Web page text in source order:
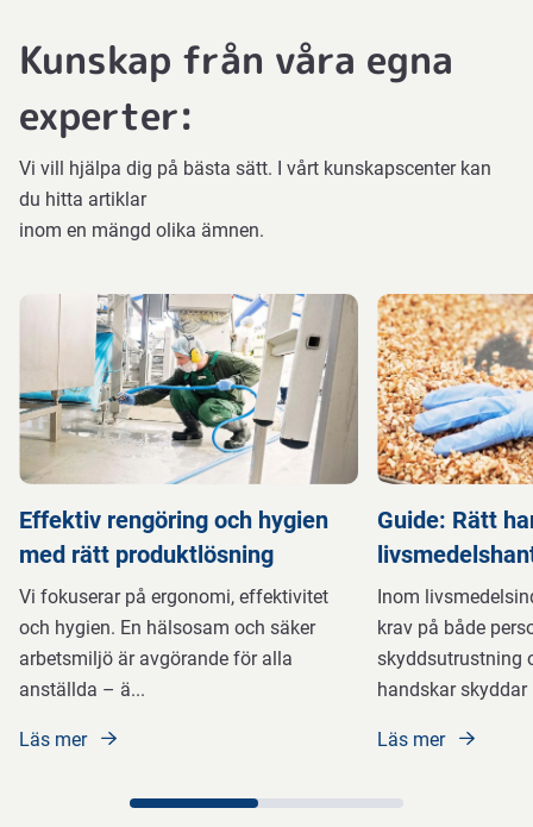
Kunskap från våra egna
experter:
Vi vill hjälpa dig på bästa sätt. I vårt kunskapscenter kan
du hitta artiklar
inom en mängd olika ämnen.
Effektiv rengöring och hygien
med rätt produktlösning
Vi fokuserar på ergonomi, effektivitet
och hygien. En hälsosam och säker
arbetsmiljö är avgörande för alla
anställda – ä...
Läs mer
Guide: Rätt
Inom
krav på både
skyddsutrustning
handskar skyddar
Läs mer